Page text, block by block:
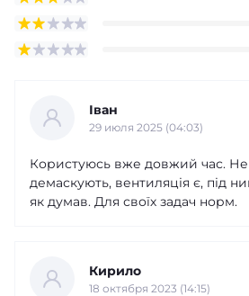
Іван
29 июля 2025 (04:03)
Користуюсь вже довжий час.
демаскують, вентиляція є, під
як думав. Для своїх задач норм.
Кирило
18 октября 2023 (14:15)